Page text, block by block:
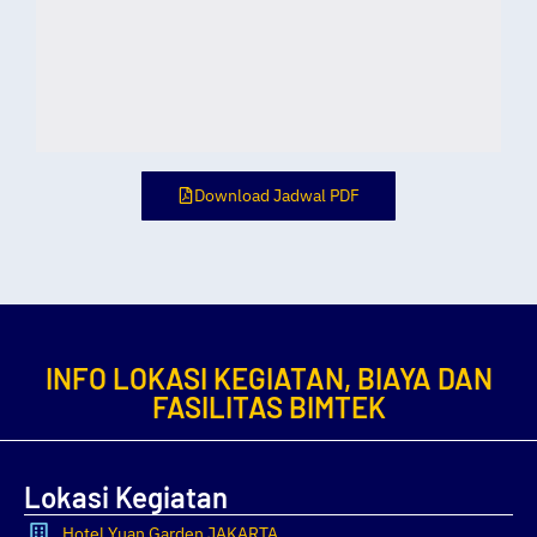
Download Jadwal PDF
INFO LOKASI KEGIATAN, BIAYA DAN
FASILITAS BIMTEK
Lokasi Kegiatan